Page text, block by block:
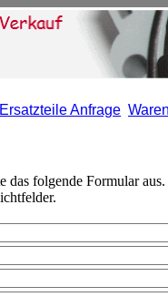
Ersatzteile Anfrage